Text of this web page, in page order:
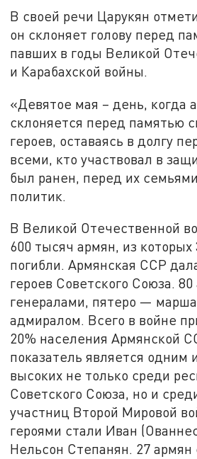
В своей речи Царукян
он склоняет голову перед
павших в годы Великой
и Карабахской войны.
«Девятое мая – день, когда
склоняется перед памятью
героев, оставаясь в долгу
всеми, кто участвовал в
был ранен, перед их
политик.
В Великой Отечественной
600 тысяч армян, из которых
погибли. Армянская ССР
героев Советского Союза.
генералами, пятеро —
адмиралом. Всего в войне
20% населения Армянской
показатель является одним
высоких не только среди
Советского Союза, но и
участниц Второй Мировой
героями стали Иван
Нельсон Степанян. 27